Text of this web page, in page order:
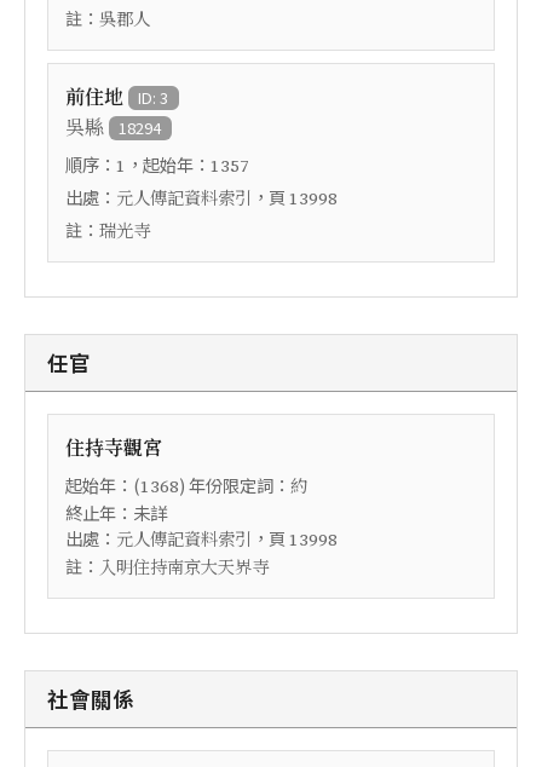
註： 吳郡人
前住地 ID: 3
吳縣 18294
順序： 1 ，起始年： 1357
出處： 元人傳記資料索引 ，頁 13998
註： 瑞光寺
任官
住持寺觀宮
起始年：(1368) 年份限定詞： 約
終止年：未詳
出處： 元人傳記資料索引 ，頁 13998
註： 入明住持南京大天界寺
社會關係